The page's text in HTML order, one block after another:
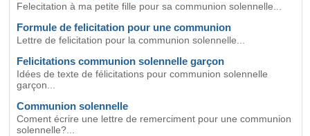
Felecitation à ma petite fille pour sa communion solennelle...
Formule de felicitation pour une communion
Lettre de felicitation pour la communion solennelle...
Felicitations communion solennelle garçon
Idées de texte de félicitations pour communion solennelle
garçon...
Communion solennelle
Coment écrire une lettre de remerciment pour une communion
solennelle?...